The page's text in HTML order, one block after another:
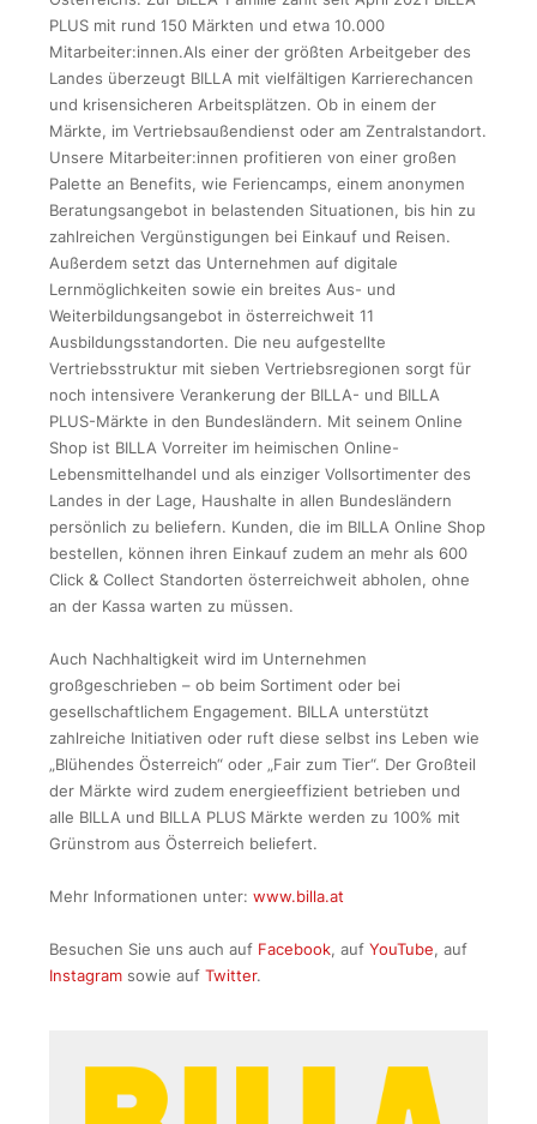
PLUS mit rund 150 Märkten und etwa 10.000
Mitarbeiter:innen.Als einer der größten Arbeitgeber des
Landes überzeugt BILLA mit vielfältigen Karrierechancen
und krisensicheren Arbeitsplätzen. Ob in einem der
Märkte, im Vertriebsaußendienst oder am Zentralstandort.
Unsere Mitarbeiter:innen profitieren von einer großen
Palette an Benefits, wie Feriencamps, einem anonymen
Beratungsangebot in belastenden Situationen, bis hin zu
zahlreichen Vergünstigungen bei Einkauf und Reisen.
Außerdem setzt das Unternehmen auf digitale
Lernmöglichkeiten sowie ein breites Aus- und
Weiterbildungsangebot in österreichweit 11
Ausbildungsstandorten. Die neu aufgestellte
Vertriebsstruktur mit sieben Vertriebsregionen sorgt für
noch intensivere Verankerung der BILLA- und BILLA
PLUS-Märkte in den Bundesländern. Mit seinem Online
Shop ist BILLA Vorreiter im heimischen Online-
Lebensmittelhandel und als einziger Vollsortimenter des
Landes in der Lage, Haushalte in allen Bundesländern
persönlich zu beliefern. Kunden, die im BILLA Online Shop
bestellen, können ihren Einkauf zudem an mehr als 600
Click & Collect Standorten österreichweit abholen, ohne
an der Kassa warten zu müssen.
Auch Nachhaltigkeit wird im Unternehmen
großgeschrieben – ob beim Sortiment oder bei
gesellschaftlichem Engagement. BILLA unterstützt
zahlreiche Initiativen oder ruft diese selbst ins Leben wie
„Blühendes Österreich“ oder „Fair zum Tier“. Der Großteil
der Märkte wird zudem energieeffizient betrieben und
alle BILLA und BILLA PLUS Märkte werden zu 100% mit
Grünstrom aus Österreich beliefert.
Mehr Informationen unter: www.billa.at
Besuchen Sie uns auch auf Facebook, auf YouTube, auf
Instagram sowie auf Twitter.